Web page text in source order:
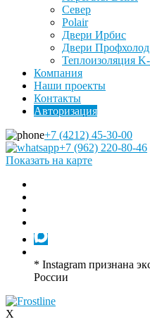
Север
Polair
Двери Ирбис
Двери Профхолод
Теплоизоляция
Компания
Наши проекты
Контакты
Авторизация
+7 (4212) 45-30-00
+7 (962) 220-80-46
Показать на карте
* Instagram признана
России
X